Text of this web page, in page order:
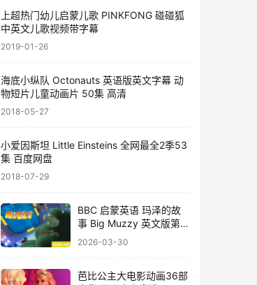
上超热门幼儿启蒙儿歌 PINKFONG 碰碰狐
中英文儿歌视频带字幕
2019-01-26
海底小纵队 Octonauts 英语版英文字幕 动
物短片儿童动画片 50集 高清
2018-05-27
小爱因斯坦 Little Einsteins 全网最全2季53
集 百度网盘
2018-07-29
BBC 启蒙英语 玛泽的故
事 Big Muzzy 英文版第
1/2季全12集+词汇28集
2026-03-30
芭比公主大电影动画36部